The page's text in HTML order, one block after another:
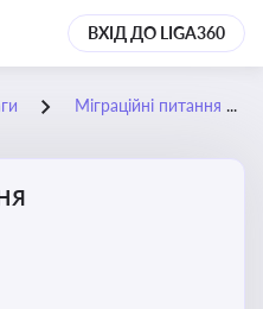
ВХІД ДО LIGA360
Міграційні питання